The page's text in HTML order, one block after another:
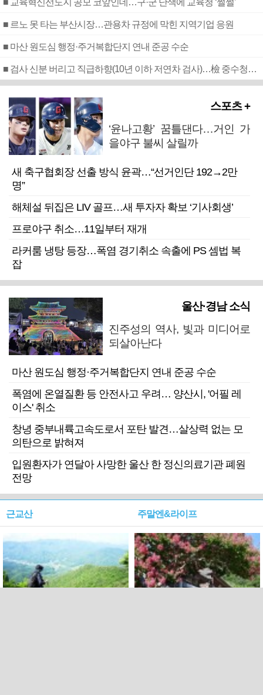
■ 교육혁신선도지 공모 코앞인데…구·군 난색에 교육청 ‘쩔쩔’
■ 르노 못 타는 부산시장…관용차 규정에 막힌 지역기업 응원
■ 마산 원도심 행정·주거복합단지 연내 준공 수순
■ 검사 신분 버리고 직급하향(10년 이하 저연차 검사)…檢 중수청행 기피
스포츠 +
‘윤나고황’ 꿈틀댄다…거인 가
을야구 불씨 살릴까
새 축구협회장 선출 방식 윤곽…“선거인단 192→2만
명”
해체설 뒤집은 LIV 골프…새 투자자 확보 ‘기사회생’
프로야구 취소…11일부터 재개
라커룸 냉탕 등장…폭염 경기취소 속출에 PS 셈법 복
잡
울산·경남 소식
진주성의 역사, 빛과 미디어로
되살아난다
마산 원도심 행정·주거복합단지 연내 준공 수순
폭염에 온열질환 등 안전사고 우려… 양산시, '어필 레
이스' 취소
창녕 중부내륙고속도로서 포탄 발견…살상력 없는 모
의탄으로 밝혀져
입원환자가 연달아 사망한 울산 한 정신의료기관 폐원
전망
근교산 주말엔&라이프